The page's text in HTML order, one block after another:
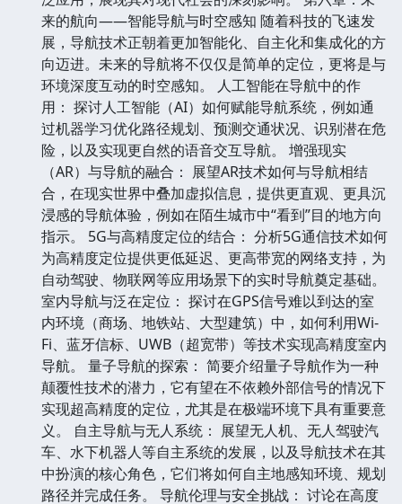
来的航向——智能导航与时空感知 随着科技的飞速发
展，导航技术正朝着更加智能化、自主化和集成化的方
向迈进。未来的导航将不仅仅是简单的定位，更将是与
环境深度互动的时空感知。 人工智能在导航中的作
用： 探讨人工智能（AI）如何赋能导航系统，例如通
过机器学习优化路径规划、预测交通状况、识别潜在危
险，以及实现更自然的语音交互导航。 增强现实
（AR）与导航的融合： 展望AR技术如何与导航相结
合，在现实世界中叠加虚拟信息，提供更直观、更具沉
浸感的导航体验，例如在陌生城市中“看到”目的地方向
指示。 5G与高精度定位的结合： 分析5G通信技术如何
为高精度定位提供更低延迟、更高带宽的网络支持，为
自动驾驶、物联网等应用场景下的实时导航奠定基础。
室内导航与泛在定位： 探讨在GPS信号难以到达的室
内环境（商场、地铁站、大型建筑）中，如何利用Wi-
Fi、蓝牙信标、UWB（超宽带）等技术实现高精度室内
导航。 量子导航的探索： 简要介绍量子导航作为一种
颠覆性技术的潜力，它有望在不依赖外部信号的情况下
实现超高精度的定位，尤其是在极端环境下具有重要意
义。 自主导航与无人系统： 展望无人机、无人驾驶汽
车、水下机器人等自主系统的发展，以及导航技术在其
中扮演的核心角色，它们将如何自主地感知环境、规划
路径并完成任务。 导航伦理与安全挑战： 讨论在高度